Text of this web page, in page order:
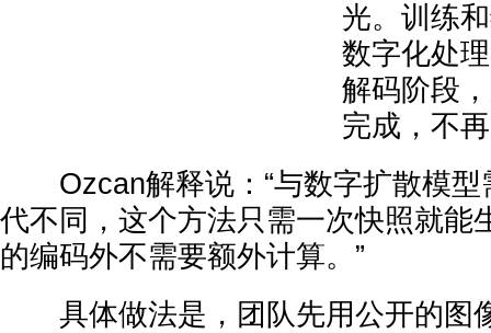
光。训练
数字化处
解码阶段
完成，不
Ozcan解释说：“与数字扩散模型
代不同，这个方法只需一次快照就能
的编码外不需要额外计算。”
具体做法是，团队先用公开的图